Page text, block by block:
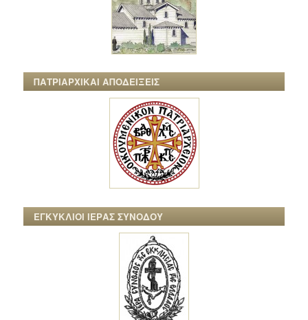
ΠΑΤΡΙΑΡΧΙΚΑΙ ΑΠΟΔΕΙΞΕΙΣ
ΕΓΚΥΚΛΙΟΙ ΙΕΡΑΣ ΣΥΝΟΔΟΥ